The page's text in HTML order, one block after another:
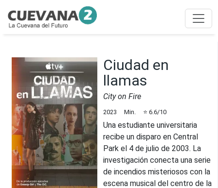
Ciudad en
llamas
City on Fire
2023 Min. ⭐ 6.6/10
Una estudiante universitaria
recibe un disparo en Central
Park el 4 de julio de 2003. La
investigación conecta una serie
de incendios misteriosos con la
escena musical del centro de la